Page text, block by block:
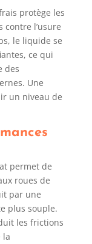
protège les
contre l’usure
le liquide se
ce qui
des
Une
un niveau de
permet de
roues de
par une
plus souple.
les frictions
la